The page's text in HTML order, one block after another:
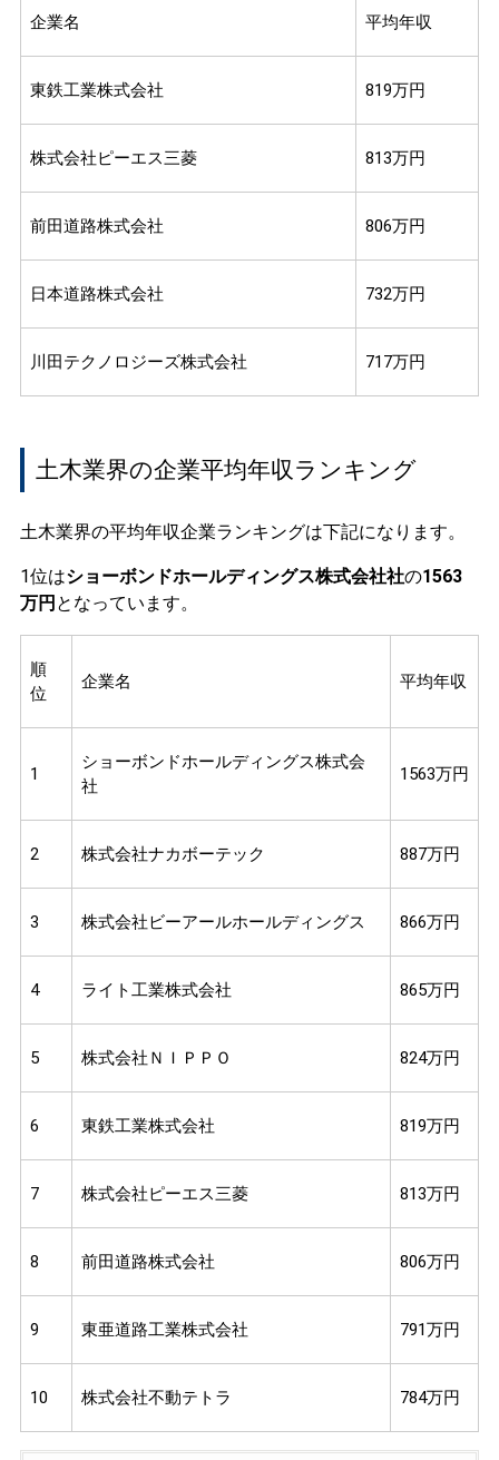
企業名 平均年収
東鉄工業株式会社 819万円
株式会社ピーエス三菱 813万円
前田道路株式会社 806万円
日本道路株式会社 732万円
川田テクノロジーズ株式会社 717万円
土木業界の企業平均年収ランキング
土木業界の平均年収企業ランキングは下記になります。
1位はショーボンドホールディングス株式会社社の1563
万円 となっています。
順
位
企業名 平均年収
1
ショーボンドホールディングス株式会
社
1563万円
2 株式会社ナカボーテック 887万円
3 株式会社ビーアールホールディングス 866万円
4 ライト工業株式会社 865万円
5 株式会社ＮＩＰＰＯ 824万円
6 東鉄工業株式会社 819万円
7 株式会社ピーエス三菱 813万円
8 前田道路株式会社 806万円
9 東亜道路工業株式会社 791万円
10 株式会社不動テトラ 784万円